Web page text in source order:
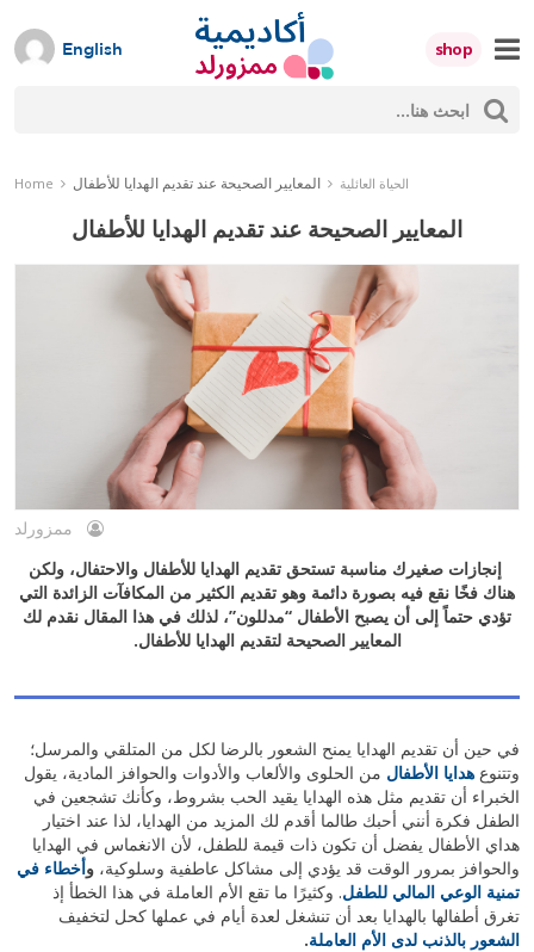
to
content
shop
English
Home الحياة العائلية المعايير الصحيحة عند تقديم الهدايا للأطفال
المعايير الصحيحة عند تقديم الهدايا للأطفال
ممزورلد
إنجازات صغيرك مناسبة تستحق تقديم الهدايا للأطفال والاحتفال، ولكن
هناك فخًا نقع فيه بصورة دائمة وهو تقديم الكثير من المكافآت الزائدة التي
تؤدي حتماً إلى أن يصبح الأطفال “مدللون”، لذلك في هذا المقال نقدم لك
المعايير الصحيحة لتقديم الهدايا للأطفال.
في حين أن تقديم الهدايا يمنح الشعور بالرضا لكل من المتلقي والمرسل؛
وتتنوع هدايا الأطفال من الحلوى والألعاب والأدوات والحوافز المادية، يقول
الخبراء أن تقديم مثل هذه الهدايا يقيد الحب بشروط، وكأنك تشجعين في
الطفل فكرة أنني أحبك طالما أقدم لك المزيد من الهدايا، لذا عند اختيار
هداي الأطفال يفضل أن تكون ذات قيمة للطفل، لأن الانغماس في الهدايا
والحوافز بمرور الوقت قد يؤدي إلى مشاكل عاطفية وسلوكية، وأخطاء في
تمنية الوعي المالي للطفل. وكثيرًا ما تقع الأم العاملة في هذا الخطأ إذ
تغرق أطفالها بالهدايا بعد أن تنشغل لعدة أيام في عملها كحل لتخفيف
الشعور بالذنب لدى الأم العاملة.